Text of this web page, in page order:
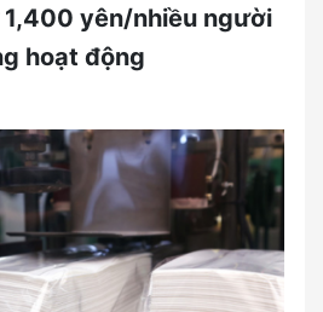
yên/nhiều người
hoạt động